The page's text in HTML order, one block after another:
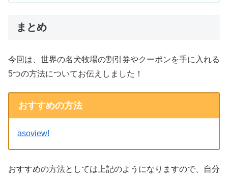
まとめ
今回は、世界の名犬牧場の割引券やクーポンを手に入れる
5つの方法についてお伝えしました！
おすすめの方法
asoview!
おすすめの方法としては上記のようになりますので、自分